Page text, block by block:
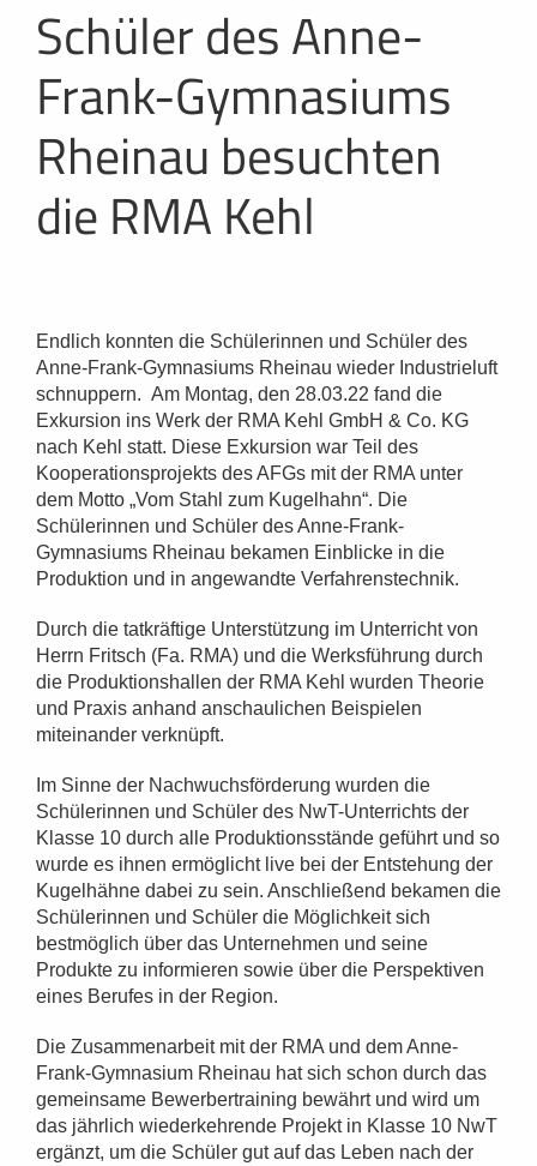
Schüler des Anne-
Frank-Gymnasiums
Rheinau besuchten
die RMA Kehl
Endlich konnten die Schülerinnen und Schüler des
Anne-Frank-Gymnasiums Rheinau wieder Industrieluft
schnuppern. Am Montag, den 28.03.22 fand die
Exkursion ins Werk der RMA Kehl GmbH & Co. KG
nach Kehl statt. Diese Exkursion war Teil des
Kooperationsprojekts des AFGs mit der RMA unter
dem Motto „Vom Stahl zum Kugelhahn“. Die
Schülerinnen und Schüler des Anne-Frank-
Gymnasiums Rheinau bekamen Einblicke in die
Produktion und in angewandte Verfahrenstechnik.
Durch die tatkräftige Unterstützung im Unterricht von
Herrn Fritsch (Fa. RMA) und die Werksführung durch
die Produktionshallen der RMA Kehl wurden Theorie
und Praxis anhand anschaulichen Beispielen
miteinander verknüpft.
Im Sinne der Nachwuchsförderung wurden die
Schülerinnen und Schüler des NwT-Unterrichts der
Klasse 10 durch alle Produktionsstände geführt und so
wurde es ihnen ermöglicht live bei der Entstehung der
Kugelhähne dabei zu sein. Anschließend bekamen die
Schülerinnen und Schüler die Möglichkeit sich
bestmöglich über das Unternehmen und seine
Produkte zu informieren sowie über die Perspektiven
eines Berufes in der Region.
Die Zusammenarbeit mit der RMA und dem Anne-
Frank-Gymnasium Rheinau hat sich schon durch das
gemeinsame Bewerbertraining bewährt und wird um
das jährlich wiederkehrende Projekt in Klasse 10 NwT
ergänzt, um die Schüler gut auf das Leben nach der